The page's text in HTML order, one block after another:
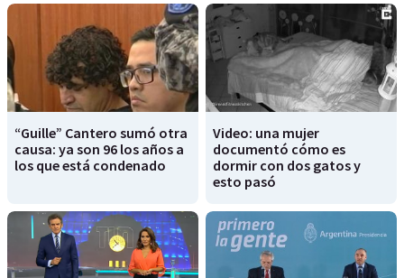
“Guille” Cantero sumó otra
causa: ya son 96 los años a
los que está condenado
Video: una mujer
documentó cómo es
dormir con dos gatos y
esto pasó